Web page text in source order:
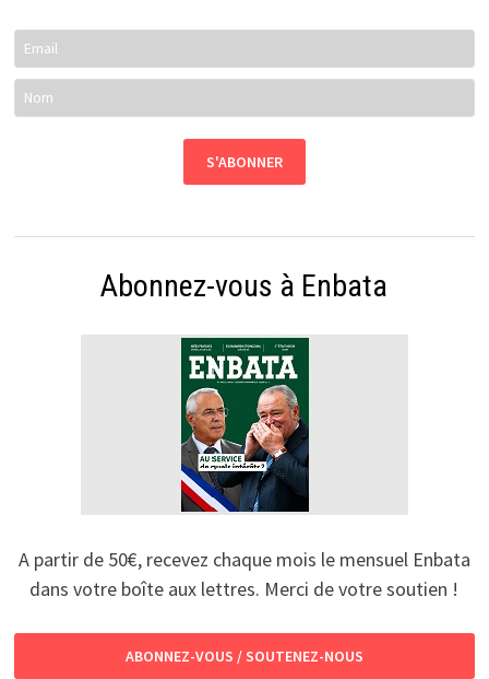
Abonnez-vous à Enbata
A partir de 50€, recevez chaque mois le mensuel Enbata
dans votre boîte aux lettres. Merci de votre soutien !
ABONNEZ-VOUS / SOUTENEZ-NOUS